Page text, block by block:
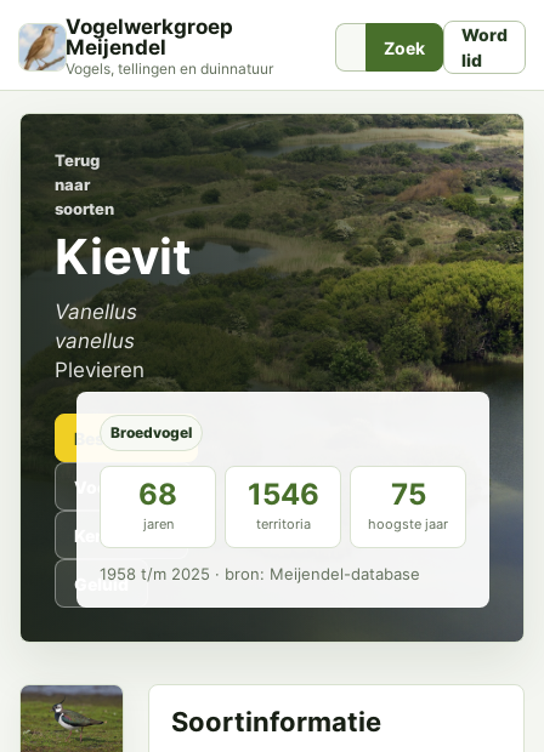
Vogelwerkgroep
Meijendel
Vogels, tellingen en duinnatuur
Zoek
Word
lid
Terug
naar
soorten
Kievit
Vanellus
vanellus
Plevieren
Beschrijving
Voorkomen
Kenmerken
Geluid
Broedvogel
68
jaren
1546
territoria
75
hoogste jaar
1958 t/m 2025 · bron: Meijendel-database
Soortinformatie